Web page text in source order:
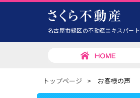
名古屋市緑区の不動産エキスパート
トップページ > お客様の声